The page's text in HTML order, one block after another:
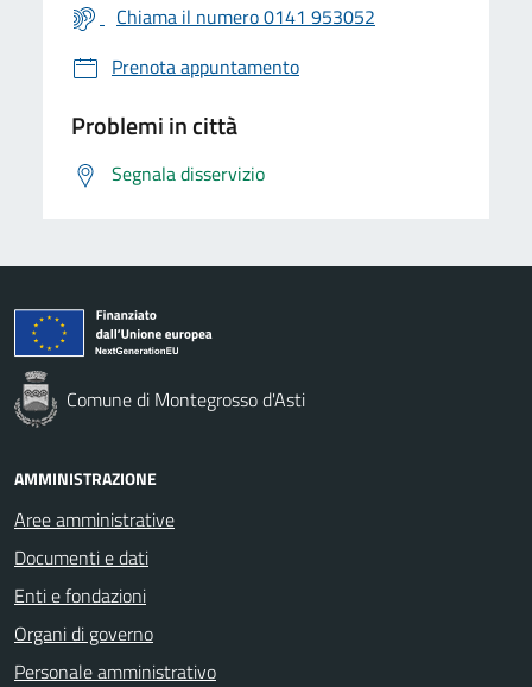
Chiama il numero 0141 953052
Prenota appuntamento
Problemi in città
Segnala disservizio
Comune di Montegrosso d'Asti
AMMINISTRAZIONE
Aree amministrative
Documenti e dati
Enti e fondazioni
Organi di governo
Personale amministrativo